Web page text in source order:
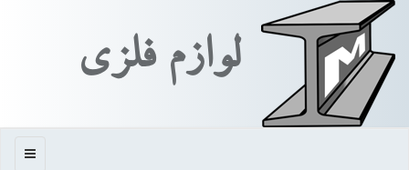
لوازم فلزی
منو